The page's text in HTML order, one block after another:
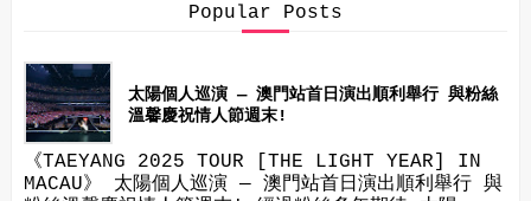
Popular Posts
太陽個人巡演 — 澳門站首日演出順利舉行 與粉絲
溫馨慶祝情人節週末!
《TAEYANG 2025 TOUR [THE LIGHT YEAR] IN
MACAU》 太陽個人巡演 — 澳門站首日演出順利舉行 與